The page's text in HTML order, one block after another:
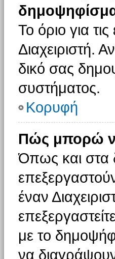
Το όριο για
Διαχειριστή.
δικό σας
συστήματος.
Κορυφή
Πώς μπορώ
Όπως και στα
έναν
με το
να